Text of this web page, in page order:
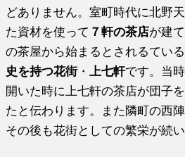
どありません。室町時代に北野
た資材を使って ７軒の茶店が建
の茶屋から始まるとされるてい
史を持つ花街・ 上七軒です。当
開いた時に上七軒の茶店が団子
たと伝わります。また隣町の西
その後も花街としての繁栄が続い